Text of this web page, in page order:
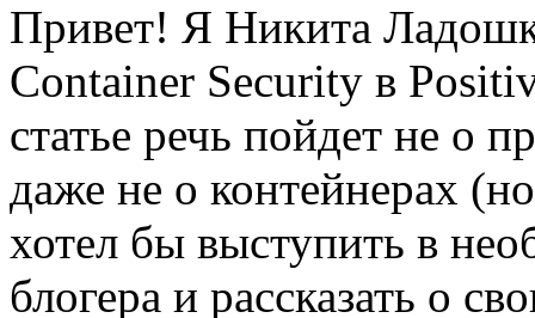
Привет! Я Никита
Container Security в
статье речь пойдет не о
даже не о контейнерах
хотел бы выступить в
блогера и рассказать о